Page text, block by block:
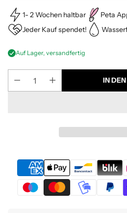
1- 2 Wochen haltbar
Peta
Jeder Kauf spendet!
Auf Lager, versandfertig
IN